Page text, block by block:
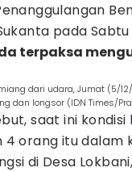
pada
terpaksa
dari udara, Jumat (5/
dan longsor (IDN Times/
saat ini kondisi
orang itu dalam
di Desa